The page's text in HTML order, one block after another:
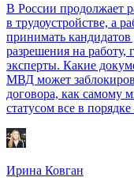
В России продолжает
в трудоустройстве, а
принимать
разрешения на
эксперты. Какие
МВД может
договора, как самому
статусом все в
Ирина Ковган